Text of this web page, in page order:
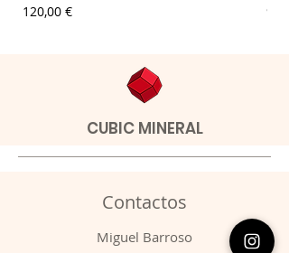
Preço
120,00 € 9,00
CUBIC MINERAL
Contactos
​Miguel Barroso